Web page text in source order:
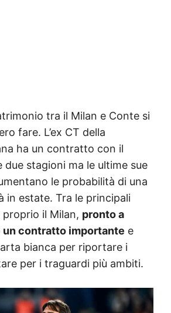
tra il Milan e Conte si
fare. L’ex CT della
ha un contratto con il
due stagioni ma le ultime sue
le probabilità di una
in estate. Tra le principali
proprio il Milan, pronto a
contratto importante e
bianca per riportare i
per i traguardi più ambiti.